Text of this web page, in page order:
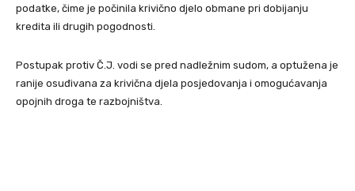
podatke, čime je počinila krivično djelo obmane pri dobijanju
kredita ili drugih pogodnosti.
Postupak protiv Č.J. vodi se pred nadležnim sudom, a optužena je
ranije osuđivana za krivična djela posjedovanja i omogućavanja
opojnih droga te razbojništva.